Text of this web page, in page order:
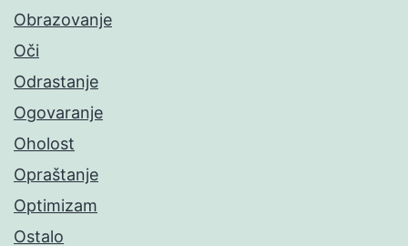
Obrazovanje
Oči
Odrastanje
Ogovaranje
Oholost
Opraštanje
Optimizam
Ostalo